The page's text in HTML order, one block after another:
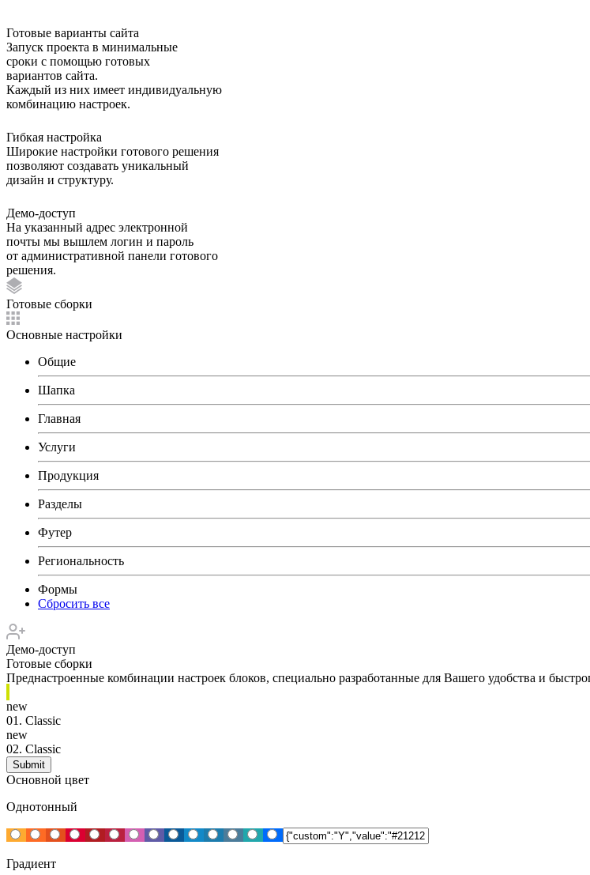
Готовые варианты сайта
Запуск проекта в минимальные
сроки с помощью готовых
вариантов сайта.
Каждый из них имеет индивидуальную
комбинацию настроек.
Гибкая настройка
Широкие настройки готового решения
позволяют создавать уникальный
дизайн и структуру.
Демо-доступ
На указанный адрес электронной
почты мы вышлем логин и пароль
от административной панели готового
решения.
Готовые сборки
Основные настройки
Общие
Шапка
Главная
Услуги
Продукция
Разделы
Футер
Региональность
Формы
Сбросить все
Демо-доступ
Готовые сборки
Преднастроенные комбинации настроек блоков, специально разработанные для Вашего удобства и
new
01. Classic
new
02. Classic
Основной цвет
Однотонный
Градиент